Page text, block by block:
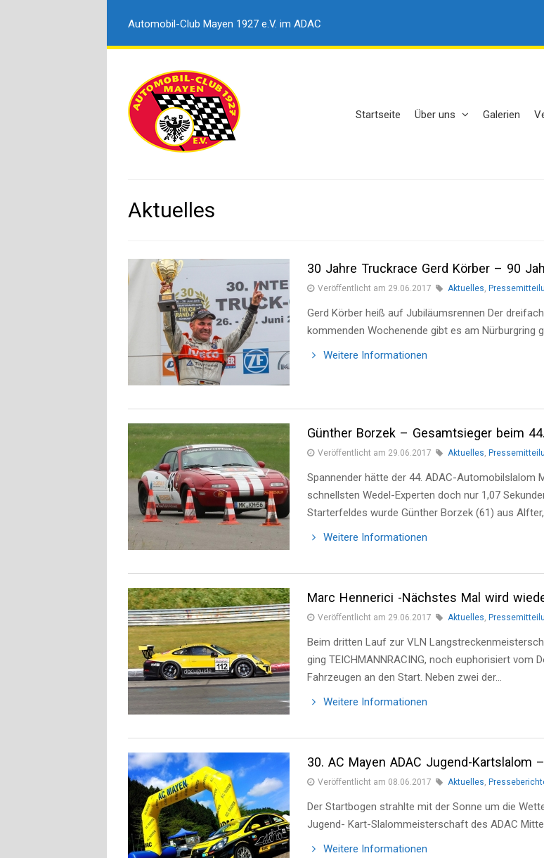
Automobil-Club Mayen 1927 e.V. im ADAC
Startseite Über uns Galerien
Aktuelles
30 Jahre Truckrace Gerd Körber – 90
Veröffentlicht am 29.06.2017 Aktuelles,
Gerd Körber heiß auf Jubiläumsrennen Der
kommenden Wochenende gibt es am Nürburgring
Weitere Informationen
Günther Borzek – Gesamtsieger beim
Veröffentlicht am 29.06.2017 Aktuelles,
Spannender hätte der 44. ADAC-Automobilslalom
schnellsten Wedel-Experten doch nur 1,07
Starterfeldes wurde Günther Borzek (61) aus
Weitere Informationen
Marc Hennerici -Nächstes Mal wird
Veröffentlicht am 29.06.2017 Aktuelles,
Beim dritten Lauf zur VLN
ging TEICHMANNRACING, noch euphorisiert vom
Fahrzeugen an den Start. Neben zwei der…
Weitere Informationen
30. AC Mayen ADAC Jugend-Kartslalom
Veröffentlicht am 08.06.2017 Aktuelles,
Der Startbogen strahlte mit der Sonne um die
Jugend- Kart-Slalommeisterschaft des ADAC
Weitere Informationen